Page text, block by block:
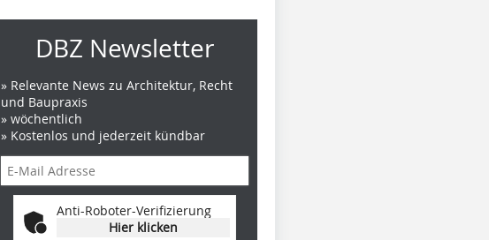
DBZ Newsletter
» Relevante News zu Architektur, Recht
und Baupraxis
» wöchentlich
» Kostenlos und jederzeit kündbar
Anti-Roboter-Verifizierung
Hier klicken